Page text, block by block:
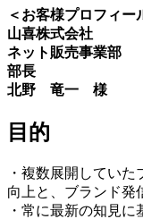
＜お客様プロフィー
山喜株式会社
ネット販売事業部
部長
北野 竜一 様
目的
・複数展開してい
向上と、ブランド発
・常に最新の知見